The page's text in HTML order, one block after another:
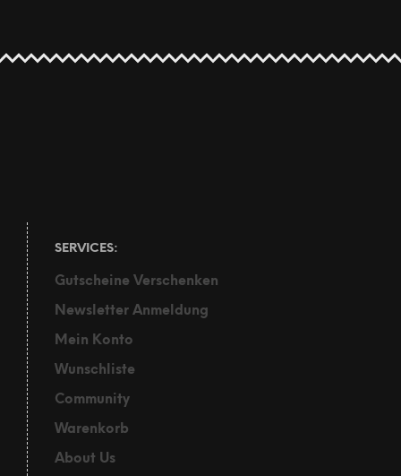
SERVICES:
Gutscheine Verschenken
Newsletter Anmeldung
Mein Konto
Wunschliste
Community
Warenkorb
About Us